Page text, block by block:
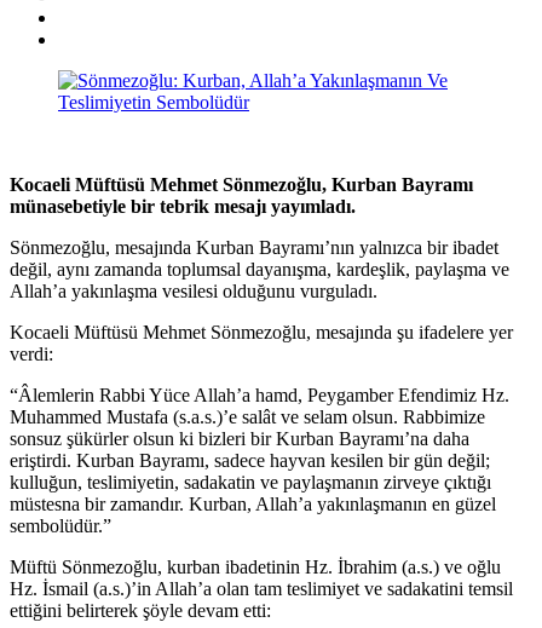
Kocaeli Müftüsü Mehmet Sönmezoğlu, Kurban Bayramı
münasebetiyle bir tebrik mesajı yayımladı.
Sönmezoğlu, mesajında Kurban Bayramı’nın yalnızca bir ibadet
değil, aynı zamanda toplumsal dayanışma, kardeşlik, paylaşma ve
Allah’a yakınlaşma vesilesi olduğunu vurguladı.
Kocaeli Müftüsü Mehmet Sönmezoğlu, mesajında şu ifadelere yer
verdi:
“Âlemlerin Rabbi Yüce Allah’a hamd, Peygamber Efendimiz Hz.
Muhammed Mustafa (s.a.s.)’e salât ve selam olsun. Rabbimize
sonsuz şükürler olsun ki bizleri bir Kurban Bayramı’na daha
eriştirdi. Kurban Bayramı, sadece hayvan kesilen bir gün değil;
kulluğun, teslimiyetin, sadakatin ve paylaşmanın zirveye çıktığı
müstesna bir zamandır. Kurban, Allah’a yakınlaşmanın en güzel
sembolüdür.”
Müftü Sönmezoğlu, kurban ibadetinin Hz. İbrahim (a.s.) ve oğlu
Hz. İsmail (a.s.)’in Allah’a olan tam teslimiyet ve sadakatini temsil
ettiğini belirterek şöyle devam etti: